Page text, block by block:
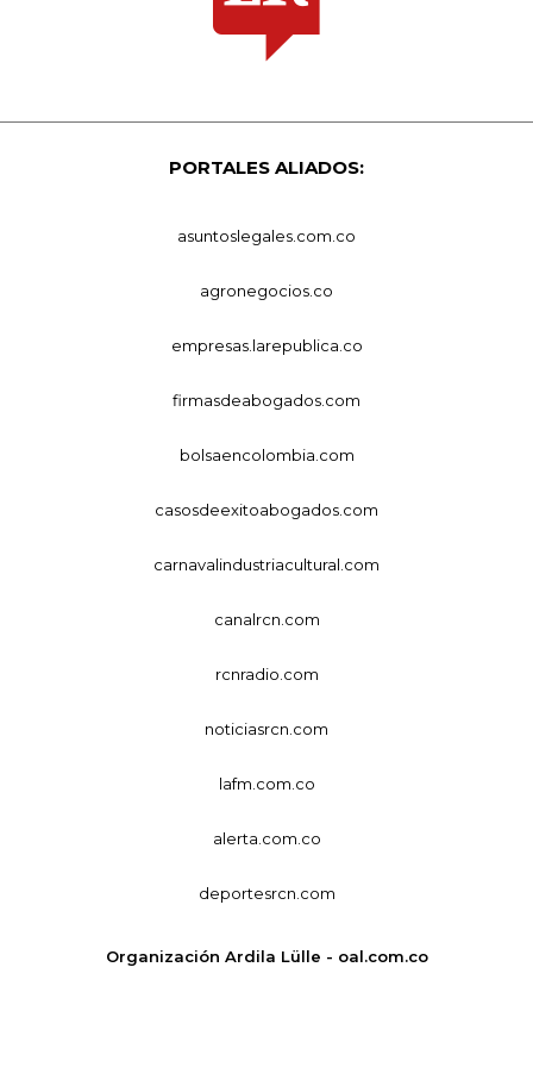
PORTALES ALIADOS:
asuntoslegales.com.co
agronegocios.co
empresas.larepublica.co
firmasdeabogados.com
bolsaencolombia.com
casosdeexitoabogados.com
carnavalindustriacultural.com
canalrcn.com
rcnradio.com
noticiasrcn.com
lafm.com.co
alerta.com.co
deportesrcn.com
Organización Ardila Lülle - oal.com.co